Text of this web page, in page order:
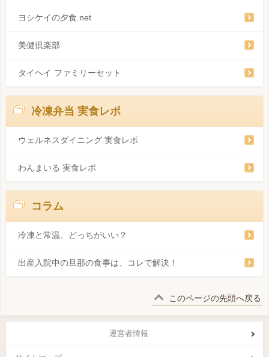
このページの先頭へ戻る
ヨシケイの夕食.net
美健倶楽部
タイヘイ ファミリーセット
冷凍弁当 実食レポ
ウェルネスダイニング 実食レポ
わんまいる 実食レポ
コラム
冷凍と常温、どっちがいい？
出産入院中の旦那の食事は、コレで解決！
運営者情報